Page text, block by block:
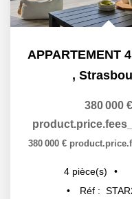
,
380 000 €
380 000 €
4 pièce(s)
Réf :